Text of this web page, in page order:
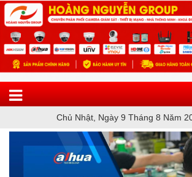
Chủ Nhật, Ngày 9 Tháng 8 Năm